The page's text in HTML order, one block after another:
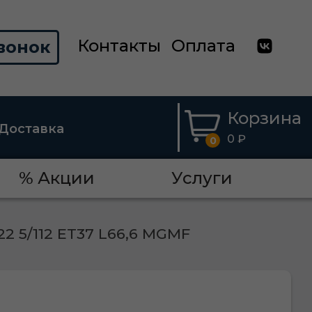
Контакты Оплата
0
Корзина
0 ₽
% Акции Услуги
5/112 ET37 L66,6 MGMF